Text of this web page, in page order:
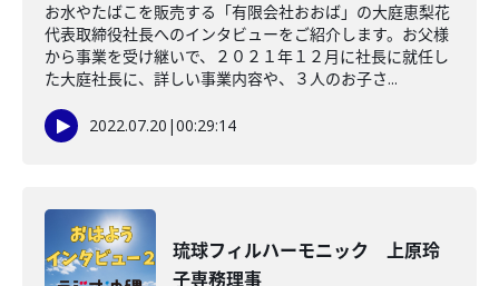
お水やたばこを販売する「有限会社おおば」の大庭恵梨花
代表取締役社長へのインタビューをご紹介します。お父様
から事業を受け継いで、２０２１年１２月に社長に就任し
た大庭社長に、詳しい事業内容や、３人のお子さ...
2022.07.20 |00:29:14
琉球フィルハーモニック 上原玲
子専務理事